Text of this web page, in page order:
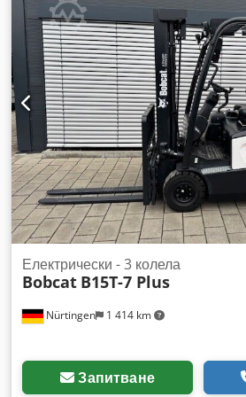
Nürtingen 1 414 km
Електрически - 3 колела
Bobcat B15T-7 Plus
Запитване